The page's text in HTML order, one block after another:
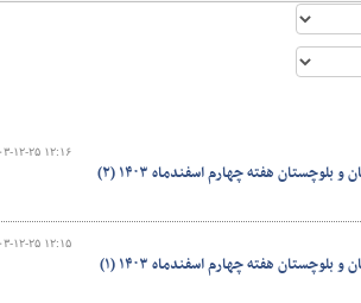
۱۴۰۳-۱۲-۲۵
هفته چهارم اسفندماه ۱۴۰۳ (۲)
۱۴۰۳-۱۲-۲۵
هفته چهارم اسفندماه ۱۴۰۳ (۱)